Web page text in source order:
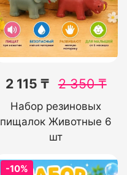
2 115 ₸ 2 350₸
Набор резиновых
пищалок Животные 6
шт
-10%